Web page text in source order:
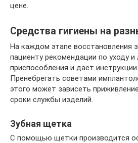
цене.
Средства гигиены на
На каждом этапе восстановления
пациенту рекомендации по уходу
приспособления и дает
Пренебрегать советами
этого может зависеть
сроки службы изделий.
Зубная щетка
С помощью щетки производится